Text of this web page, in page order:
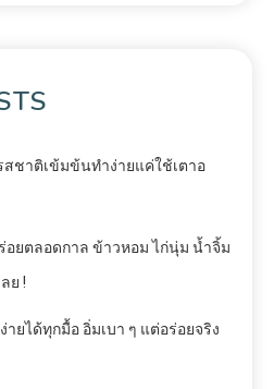
สชาติเข้มข้นทำง่ายแค่ใช้เตาอ
อยตลอดกาล ข้าวหอม ไก่นุ่ม น้ำจิ้ม
ย !
ายได้ทุกมื้อ อิ่มเบา ๆ แต่อร่อยจริง